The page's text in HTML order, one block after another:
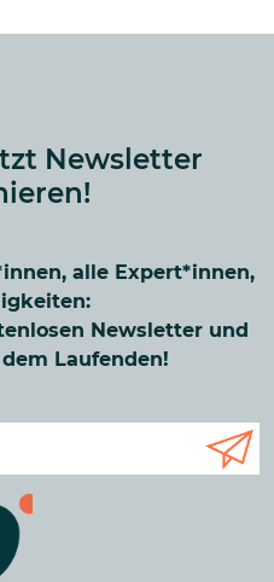
Newsletter
alle Expert*innen,
Newsletter und
Laufenden!